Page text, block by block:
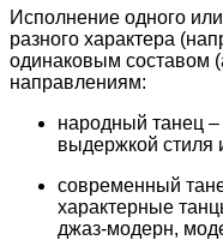
Исполнение одного
разного характера
одинаковым составом
направлениям:
народный танец
выдержкой стиля
современный
характерные
джаз-модерн,